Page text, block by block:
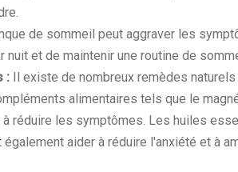
de sommeil peut aggraver les
nuit et de maintenir une routine de
: Il existe de nombreux remèdes
alimentaires tels que le
réduire les symptômes. Les huiles
aider à réduire l'anxiété et à